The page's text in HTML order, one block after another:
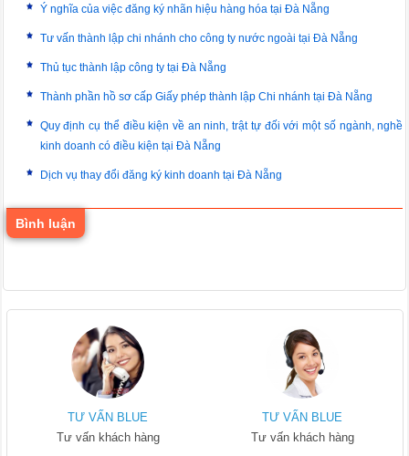
Ý nghĩa của việc đăng ký nhãn hiệu hàng hóa tại Đà Nẵng
Tư vấn thành lập chi nhánh cho công ty nước ngoài tại Đà Nẵng
Thủ tục thành lập công ty tại Đà Nẵng
Thành phần hồ sơ cấp Giấy phép thành lập Chi nhánh tại Đà Nẵng
Quy định cụ thể điều kiện về an ninh, trật tự đối với một số ngành, nghề
kinh doanh có điều kiện tại Đà Nẵng
Dịch vụ thay đổi đăng ký kinh doanh tại Đà Nẵng
Bình luận
TƯ VẤN BLUE
Tư vấn khách hàng
TƯ VẤN BLUE
Tư vấn khách hàng